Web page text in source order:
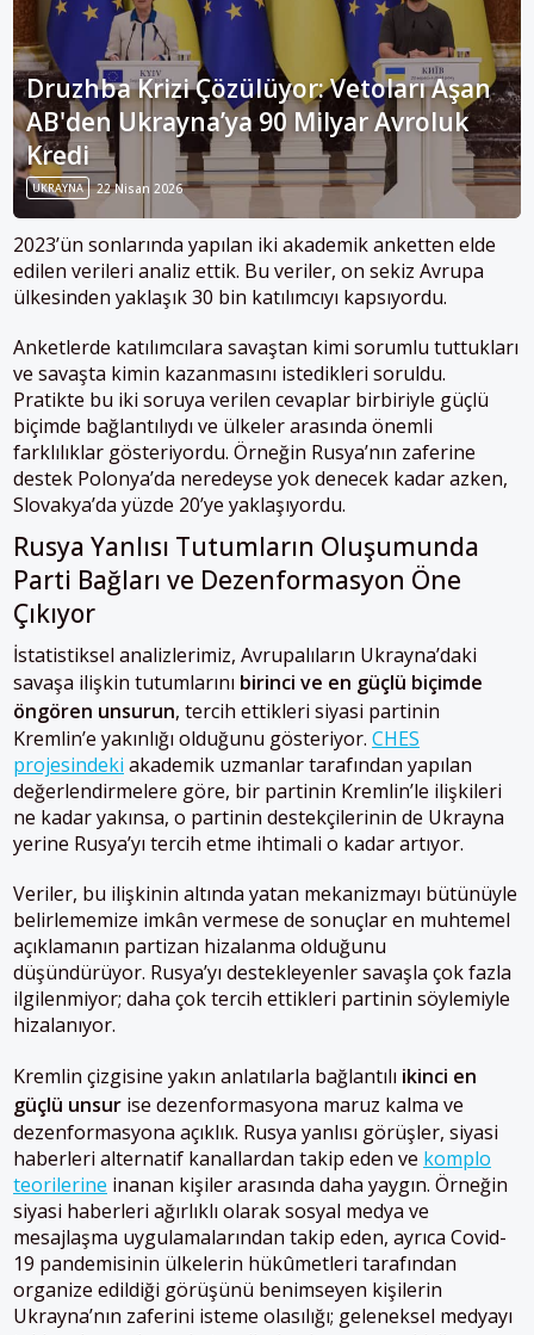
Druzhba Krizi Çözülüyor: Vetoları Aşan
AB'den Ukrayna’ya 90 Milyar Avroluk
Kredi
UKRAYNA 22 Nisan 2026
2023’ün sonlarında yapılan iki akademik anketten elde
edilen verileri analiz ettik. Bu veriler, on sekiz Avrupa
ülkesinden yaklaşık 30 bin katılımcıyı kapsıyordu.
Anketlerde katılımcılara savaştan kimi sorumlu tuttukları
ve savaşta kimin kazanmasını istedikleri soruldu.
Pratikte bu iki soruya verilen cevaplar birbiriyle güçlü
biçimde bağlantılıydı ve ülkeler arasında önemli
farklılıklar gösteriyordu. Örneğin Rusya’nın zaferine
destek Polonya’da neredeyse yok denecek kadar azken,
Slovakya’da yüzde 20’ye yaklaşıyordu.
Rusya Yanlısı Tutumların Oluşumunda
Parti Bağları ve Dezenformasyon Öne
Çıkıyor
İstatistiksel analizlerimiz, Avrupalıların Ukrayna’daki
savaşa ilişkin tutumlarını birinci ve en güçlü biçimde
öngören unsurun, tercih ettikleri siyasi partinin
Kremlin’e yakınlığı olduğunu gösteriyor. CHES
projesindeki akademik uzmanlar tarafından yapılan
değerlendirmelere göre, bir partinin Kremlin’le ilişkileri
ne kadar yakınsa, o partinin destekçilerinin de Ukrayna
yerine Rusya’yı tercih etme ihtimali o kadar artıyor.
Veriler, bu ilişkinin altında yatan mekanizmayı bütünüyle
belirlememize imkân vermese de sonuçlar en muhtemel
açıklamanın partizan hizalanma olduğunu
düşündürüyor. Rusya’yı destekleyenler savaşla çok fazla
ilgilenmiyor; daha çok tercih ettikleri partinin söylemiyle
hizalanıyor.
Kremlin çizgisine yakın anlatılarla bağlantılı ikinci en
güçlü unsur ise dezenformasyona maruz kalma ve
dezenformasyona açıklık. Rusya yanlısı görüşler, siyasi
haberleri alternatif kanallardan takip eden ve komplo
teorilerine inanan kişiler arasında daha yaygın. Örneğin
siyasi haberleri ağırlıklı olarak sosyal medya ve
mesajlaşma uygulamalarından takip eden, ayrıca Covid-
19 pandemisinin ülkelerin hükûmetleri tarafından
organize edildiği görüşünü benimseyen kişilerin
Ukrayna’nın zaferini isteme olasılığı; geleneksel medyayı